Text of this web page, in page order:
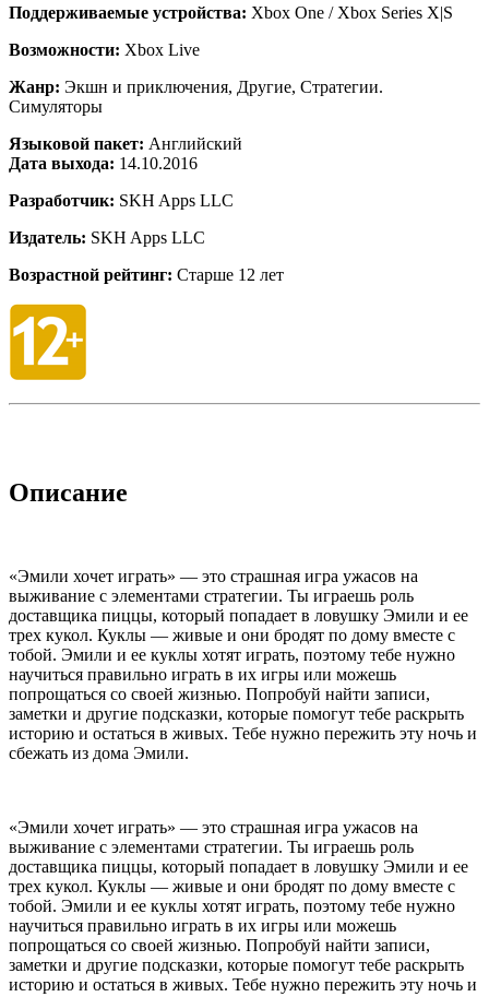
Поддерживаемые устройства: Xbox One / Xbox Series X|S
Возможности: Xbox Live
Жанр: Экшн и приключения, Другие, Стратегии.
Симуляторы
Языковой пакет: Английский
Дата выхода: 14.10.2016
Разработчик: SKH Apps LLC
Издатель: SKH Apps LLC
Возрастной рейтинг: Старше 12 лет
Описание
«Эмили хочет играть» — это страшная игра ужасов на
выживание с элементами стратегии. Ты играешь роль
доставщика пиццы, который попадает в ловушку Эмили и ее
трех кукол. Куклы — живые и они бродят по дому вместе с
тобой. Эмили и ее куклы хотят играть, поэтому тебе нужно
научиться правильно играть в их игры или можешь
попрощаться со своей жизнью. Попробуй найти записи,
заметки и другие подсказки, которые помогут тебе раскрыть
историю и остаться в живых. Тебе нужно пережить эту ночь и
сбежать из дома Эмили.
«Эмили хочет играть» — это страшная игра ужасов на
выживание с элементами стратегии. Ты играешь роль
доставщика пиццы, который попадает в ловушку Эмили и ее
трех кукол. Куклы — живые и они бродят по дому вместе с
тобой. Эмили и ее куклы хотят играть, поэтому тебе нужно
научиться правильно играть в их игры или можешь
попрощаться со своей жизнью. Попробуй найти записи,
заметки и другие подсказки, которые помогут тебе раскрыть
историю и остаться в живых. Тебе нужно пережить эту ночь и